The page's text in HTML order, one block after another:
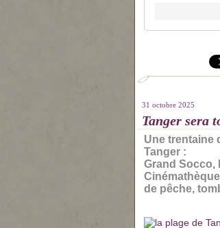
31 octobre 2025
Tanger sera
Une trentaine
Tanger :
Grand Socco,
de pêche,